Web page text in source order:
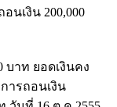
นเงิน 200,000
บาท ยอดเงินคง
ารถอนเงิน